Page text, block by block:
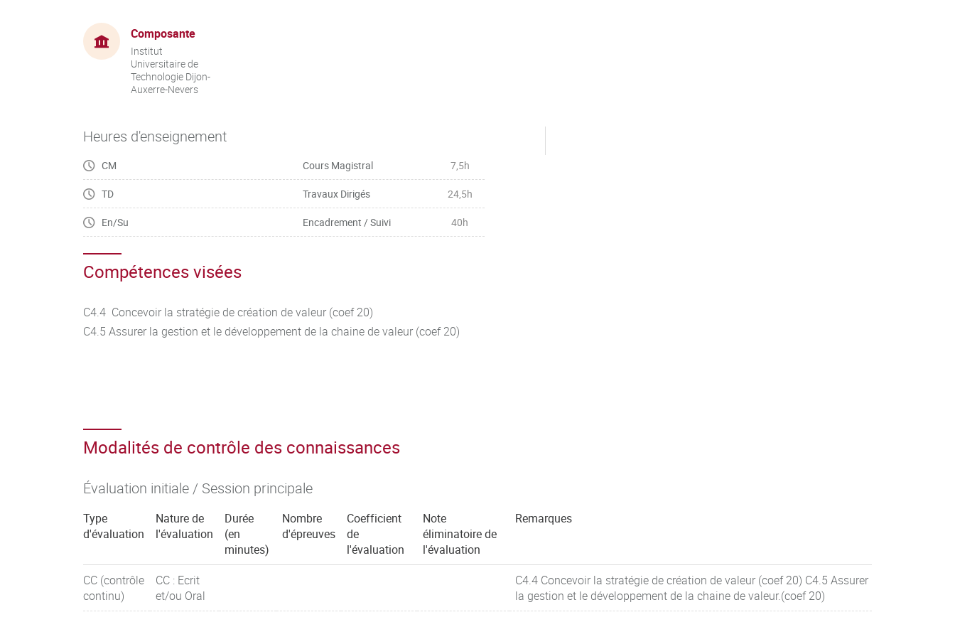
Composante
Institut
Universitaire de
Technologie Dijon-
Auxerre-Nevers
Heures d'enseignement
CM Cours Magistral 7,5h
TD Travaux Dirigés 24,5h
En/Su Encadrement / Suivi 40h
Compétences visées
C4.4 Concevoir la stratégie de création de valeur (coef 20)
C4.5 Assurer la gestion et le développement de la chaine de valeur (coef 20)
Modalités de contrôle des connaissances
Évaluation initiale / Session principale
Type
d'évaluation
Nature de
l'évaluation
Durée
(en
minutes)
Nombre
d'épreuves
Coefficient
de
l'évaluation
Note
éliminatoire de
l'évaluation
Remarques
CC (contrôle
continu)
CC : Ecrit
et/ou Oral
C4.4 Concevoir la stratégie de création de valeur (coef 20) C4.5 Assurer
la gestion et le développement de la chaine de valeur.(coef 20)